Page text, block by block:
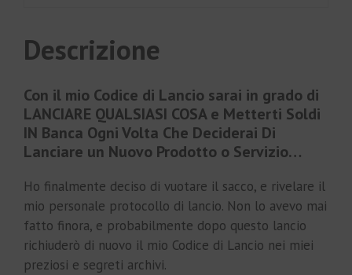
Descrizione
Con il mio Codice di Lancio sarai in grado di
LANCIARE QUALSIASI COSA e Metterti Soldi
IN Banca Ogni Volta Che Deciderai Di
Lanciare un Nuovo Prodotto o Servizio…
Ho finalmente deciso di vuotare il sacco, e rivelare il
mio personale protocollo di lancio. Non lo avevo mai
fatto finora, e probabilmente dopo questo lancio
richiuderò di nuovo il mio Codice di Lancio nei miei
preziosi e segreti archivi.